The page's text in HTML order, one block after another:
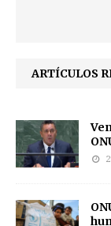
ARTÍCULOS